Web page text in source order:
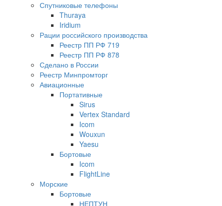
Спутниковые телефоны
Thuraya
Iridium
Рации российского производства
Реестр ПП РФ 719
Реестр ПП РФ 878
Сделано в России
Реестр Минпромторг
Авиационные
Портативные
Sirus
Vertex Standard
Icom
Wouxun
Yaesu
Бортовые
Icom
FlightLine
Морские
Бортовые
НЕПТУН